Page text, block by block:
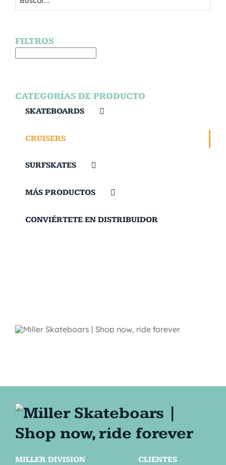
FILTROS
CATEGORÍAS DE PRODUCTO
SKATEBOARDS
CRUISERS
SURFSKATES
MÁS PRODUCTOS
CONVIÉRTETE EN DISTRIBUIDOR
MILLER DIVISION
CLIENTES